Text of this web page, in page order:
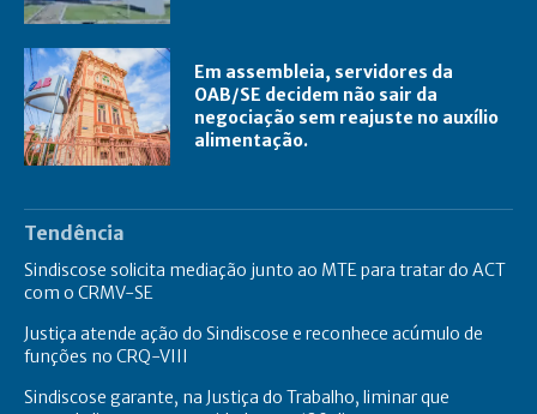
Em assembleia, servidores da
OAB/SE decidem não sair da
negociação sem reajuste no auxílio
alimentação.
Tendência
Sindiscose solicita mediação junto ao MTE para tratar do ACT
com o CRMV-SE
Justiça atende ação do Sindiscose e reconhece acúmulo de
funções no CRQ-VIII
Sindiscose garante, na Justiça do Trabalho, liminar que